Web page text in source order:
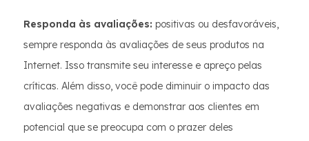
Responda às avaliações: positivas ou desfavoráveis,
sempre responda às avaliações de seus produtos na
Internet. Isso transmite seu interesse e apreço pelas
críticas. Além disso, você pode diminuir o impacto das
avaliações negativas e demonstrar aos clientes em
potencial que se preocupa com o prazer deles